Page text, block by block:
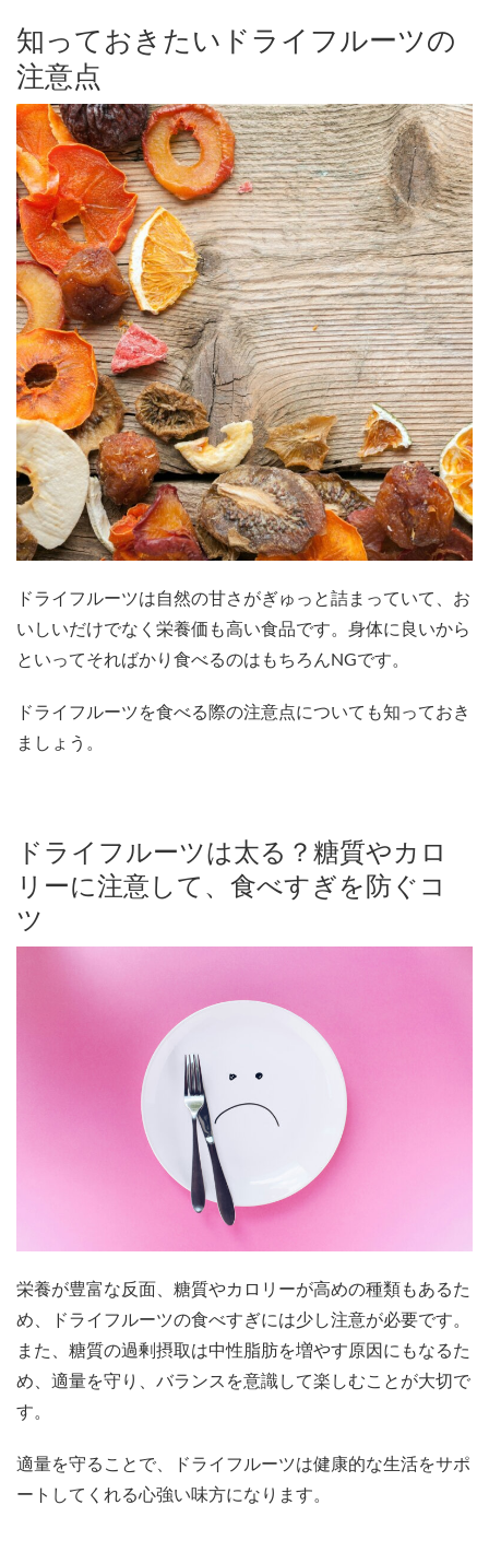
知っておきたいドライフルーツの
注意点
ドライフルーツは自然の甘さがぎゅっと詰まっていて、お
いしいだけでなく栄養価も高い食品です。身体に良いから
といってそればかり食べるのはもちろんNGです。
ドライフルーツを食べる際の注意点についても知っておき
ましょう。
ドライフルーツは太る？糖質やカロ
リーに注意して、食べすぎを防ぐコ
ツ
栄養が豊富な反面、糖質やカロリーが高めの種類もあるた
め、ドライフルーツの食べすぎには少し注意が必要です。
また、糖質の過剰摂取は中性脂肪を増やす原因にもなるた
め、適量を守り、バランスを意識して楽しむことが大切で
す。
適量を守ることで、ドライフルーツは健康的な生活をサポ
ートしてくれる心強い味方になります。